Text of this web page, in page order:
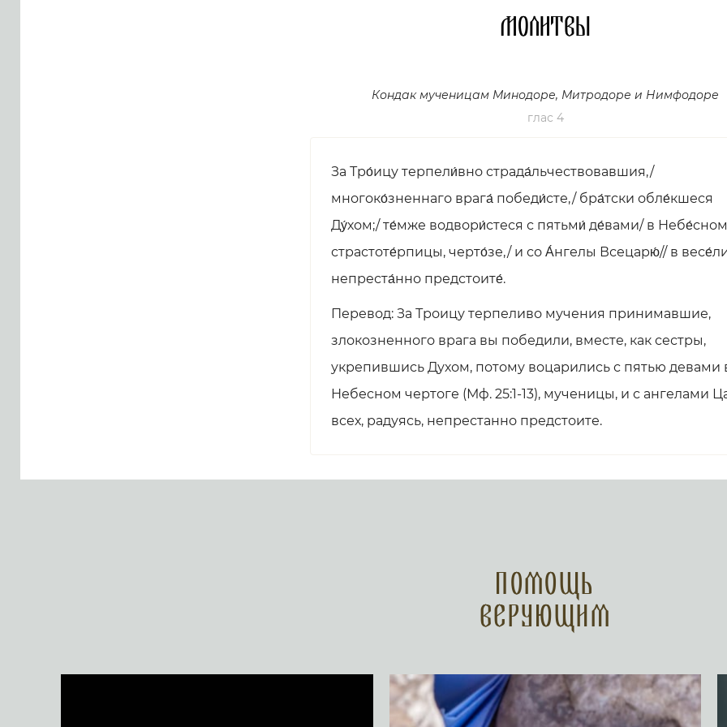
Молитвы
Кондак мученицам Минодоре, Митродоре и Нимфодоре
глас 4
За Тро́ицу терпели́вно страда́льчествовавшия,/
многоко́зненнаго врага́ победи́сте,/ бра́тски обле́кшеся
Ду́хом;/ те́мже водвори́стеся с пятьми́ де́вами/ в
страстоте́рпицы, черто́зе,/ и со А́нгелы Всецарю́// в
непреста́нно предстоите́.
Перевод: За Троицу терпеливо мучения принимавшие,
злокозненного врага вы победили, вместе, как сестры,
укрепившись Духом, потому воцарились с пятью девами
Небесном чертоге (Мф. 25:1-13), мученицы, и с ангелами
всех, радуясь, непрестанно предстоите.
Помощь
верующим